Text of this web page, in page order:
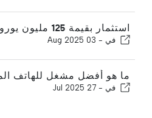
استثمار بقيمة 125 مليون يورو في تطوير الغارف
في - 03 Aug 2025
ما هو أفضل مشغل للهاتف
في - 27 Jul 2025